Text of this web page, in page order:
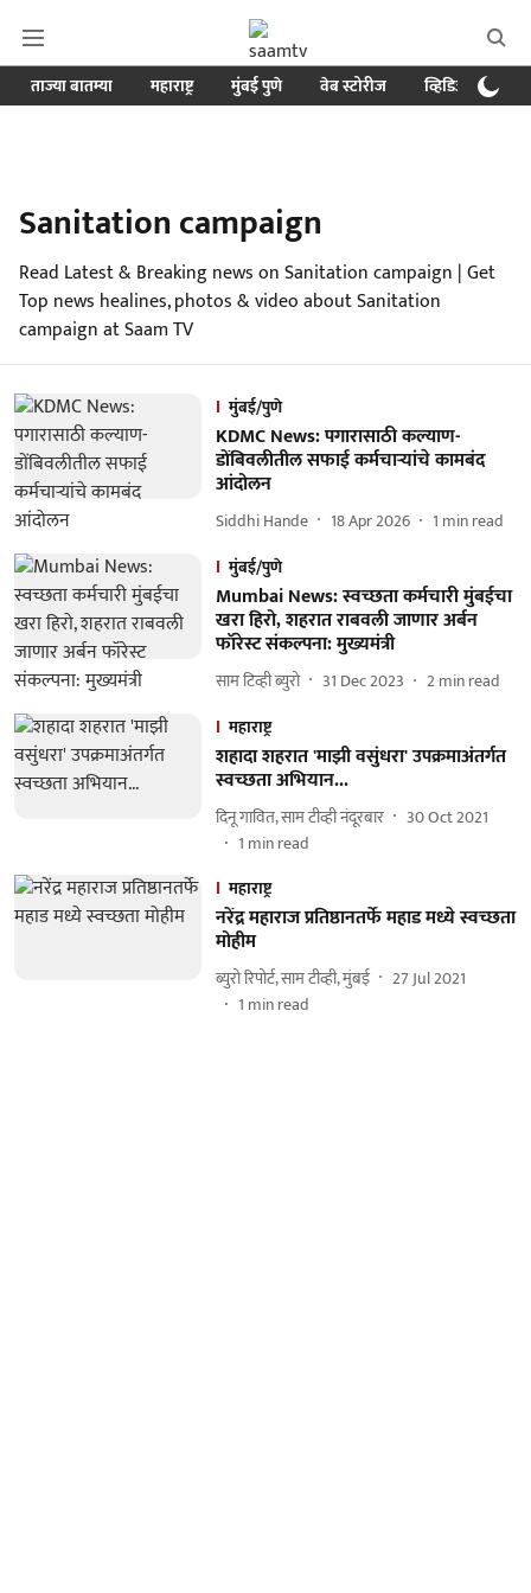
ताज्या बातम्या महाराष्ट्र मुंबई पुणे वेब स्टोरीज व्हिडिओ
Sanitation campaign
Read Latest & Breaking news on Sanitation campaign | Get
Top news healines, photos & video about Sanitation
campaign at Saam TV
मुंबई/पुणे
KDMC News: पगारासाठी कल्याण-
डोंबिवलीतील सफाई कर्मचाऱ्यांचे कामबंद
आंदोलन
Siddhi Hande 18 Apr 2026 1 min read
मुंबई/पुणे
Mumbai News: स्वच्छता कर्मचारी मुंबईचा
खरा हिरो, शहरात राबवली जाणार अर्बन
फॉरेस्ट संकल्पना: मुख्यमंत्री
साम टिव्ही ब्युरो 31 Dec 2023 2min read
महाराष्ट्र
शहादा शहरात 'माझी वसुंधरा' उपक्रमाअंतर्गत
स्वच्छता अभियान...
दिनू गावित, साम टीव्ही नंदूरबार
30 Oct 2021
1 min read
महाराष्ट्र
नरेंद्र महाराज प्रतिष्ठानतर्फे महाड मध्ये स्वच्छता
मोहीम
ब्युरो रिपोर्ट, साम टीव्ही, मुंबई
27 Jul 2021
1 min read